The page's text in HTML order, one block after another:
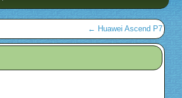
← Huawei Ascend P7